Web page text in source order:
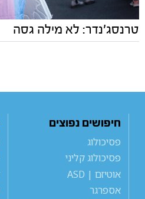
טרנסג'נדר: לא מילה גסה
חיפושים נפוצים
פסיכולוג
פסיכולוג קליני
אוטיזם | ASD
אספרגר